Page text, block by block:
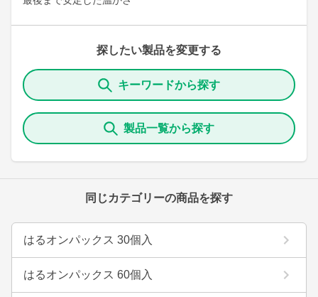
探したい製品を変更する
キーワードから探す
製品一覧から探す
同じカテゴリーの商品を探す
はるオンパックス 30個入
はるオンパックス 60個入